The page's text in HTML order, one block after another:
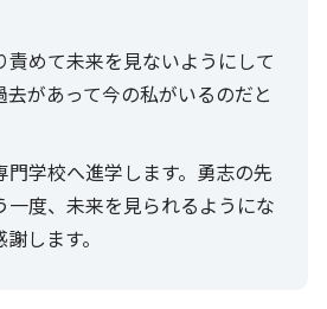
めて未来を見ないようにして
があって今の私がいるのだと
学校へ進学します。勇志の先
一度、未来を見られるようにな
します。